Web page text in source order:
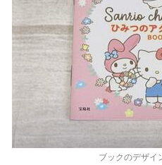
ブックのデザイ